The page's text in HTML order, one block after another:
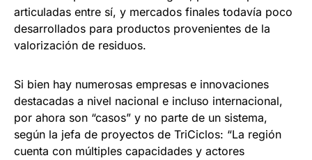
articuladas entre sí, y mercados finales todavía poco
desarrollados para productos provenientes de la
valorización de residuos.
Si bien hay numerosas empresas e innovaciones
destacadas a nivel nacional e incluso internacional,
por ahora son “casos” y no parte de un sistema,
según la jefa de proyectos de TriCiclos: “La región
cuenta con múltiples capacidades y actores